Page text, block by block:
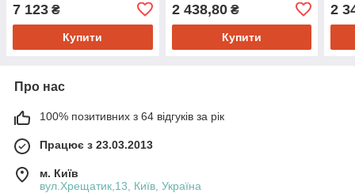
7 123 ₴
Купити
2 438,80₴
Купити
2
Про нас
100% позитивних з 64 відгуків за рік
Працює з 23.03.2013
м. Київ
вул.Хрещатик,13, Київ, Україна